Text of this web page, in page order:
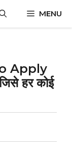
MENU
Apply
हर कोई